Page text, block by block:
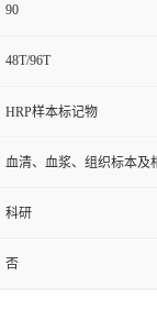
90
48T/96T
HRP样本标记物
血清、血浆、组织标本及
科研
否